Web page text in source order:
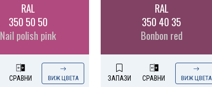
RAL
350 50 50
Nail polish pink
СРАВНИ ВИЖ ЦВЕТА
RAL
350 40 35
Bonbon red
ЗАПАЗИ СРАВНИ ВИЖ ЦВЕТА